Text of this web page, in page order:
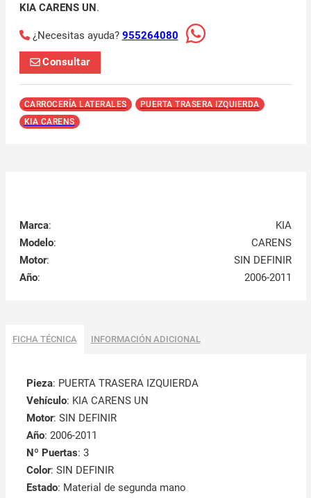
KIA CARENS UN.
¿Necesitas ayuda? 955264080
Consultar
CARROCERÍA LATERALES
PUERTA TRASERA IZQUIERDA
KIA CARENS
Marca:
KIA
Modelo:
CARENS
Motor:
SIN DEFINIR
Año: 2006-2011
FICHA TÉCNICA INFORMACIÓN ADICIONAL
Pieza: PUERTA TRASERA IZQUIERDA
Vehículo: KIA CARENS UN
Motor: SIN DEFINIR
Año: 2006-2011
Nº Puertas: 3
Color: SIN DEFINIR
Estado: Material de segunda mano